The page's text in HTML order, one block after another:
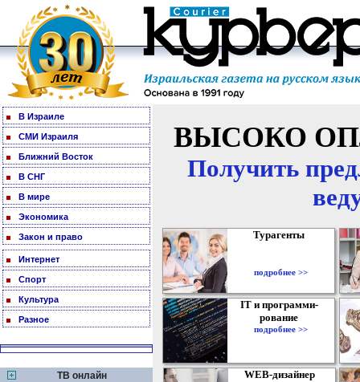
В Израиле
СМИ Израиля
Ближний Восток
В СНГ
В мире
Экономика
Закон и право
Интернет
Спорт
Культура
Разное
ТВ онлайн
ВЫСОКО
Получить
Турагенты
подробнее >>
IT и программи-
рование
подробнее >>
WEB-дизайнер